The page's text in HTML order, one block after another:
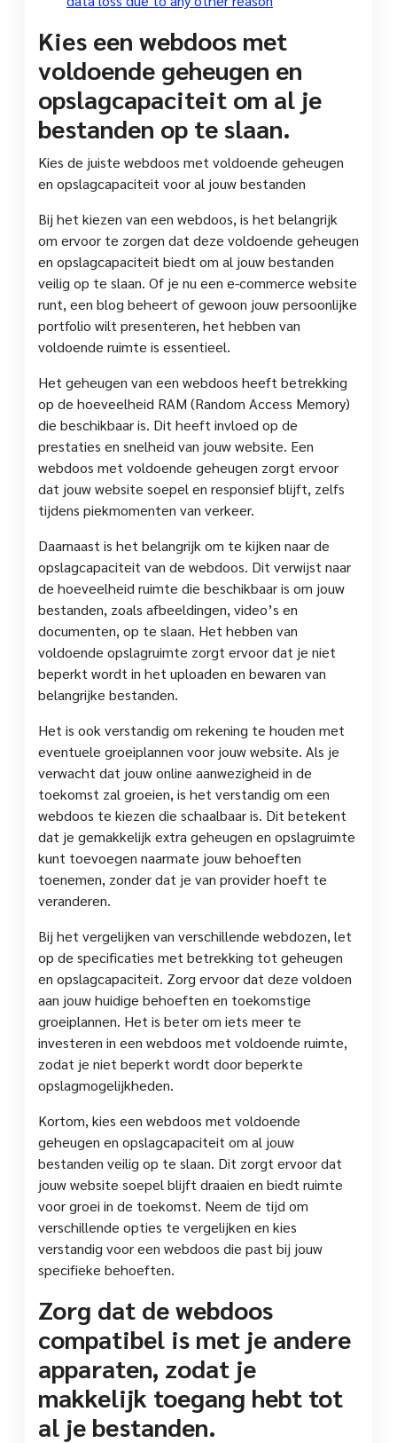
Kies een webdoos met
voldoende geheugen en
opslagcapaciteit om al je
bestanden op te slaan.
Kies de juiste webdoos met voldoende geheugen
en opslagcapaciteit voor al jouw bestanden
Bij het kiezen van een webdoos, is het belangrijk
om ervoor te zorgen dat deze voldoende geheugen
en opslagcapaciteit biedt om al jouw bestanden
veilig op te slaan. Of je nu een e-commerce website
runt, een blog beheert of gewoon jouw persoonlijke
portfolio wilt presenteren, het hebben van
voldoende ruimte is essentieel.
Het geheugen van een webdoos heeft betrekking
op de hoeveelheid RAM (Random Access Memory)
die beschikbaar is. Dit heeft invloed op de
prestaties en snelheid van jouw website. Een
webdoos met voldoende geheugen zorgt ervoor
dat jouw website soepel en responsief blijft, zelfs
tijdens piekmomenten van verkeer.
Daarnaast is het belangrijk om te kijken naar de
opslagcapaciteit van de webdoos. Dit verwijst naar
de hoeveelheid ruimte die beschikbaar is om jouw
bestanden, zoals afbeeldingen, video’s en
documenten, op te slaan. Het hebben van
voldoende opslagruimte zorgt ervoor dat je niet
beperkt wordt in het uploaden en bewaren van
belangrijke bestanden.
Het is ook verstandig om rekening te houden met
eventuele groeiplannen voor jouw website. Als je
verwacht dat jouw online aanwezigheid in de
toekomst zal groeien, is het verstandig om een
webdoos te kiezen die schaalbaar is. Dit betekent
dat je gemakkelijk extra geheugen en opslagruimte
kunt toevoegen naarmate jouw behoeften
toenemen, zonder dat je van provider hoeft te
veranderen.
Bij het vergelijken van verschillende webdozen, let
op de specificaties met betrekking tot geheugen
en opslagcapaciteit. Zorg ervoor dat deze voldoen
aan jouw huidige behoeften en toekomstige
groeiplannen. Het is beter om iets meer te
investeren in een webdoos met voldoende ruimte,
zodat je niet beperkt wordt door beperkte
opslagmogelijkheden.
Kortom, kies een webdoos met voldoende
geheugen en opslagcapaciteit om al jouw
bestanden veilig op te slaan. Dit zorgt ervoor dat
jouw website soepel blijft draaien en biedt ruimte
voor groei in de toekomst. Neem de tijd om
verschillende opties te vergelijken en kies
verstandig voor een webdoos die past bij jouw
specifieke behoeften.
Zorg dat de webdoos
compatibel is met je andere
apparaten, zodat je
makkelijk toegang hebt tot
al je bestanden.